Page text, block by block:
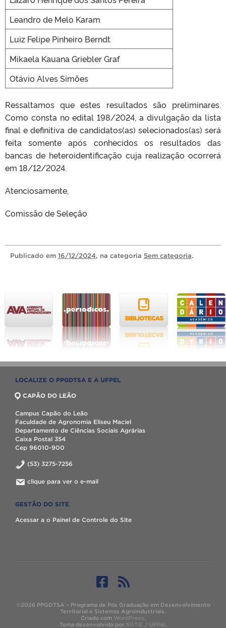
Leandro de Melo Karam
Luiz Felipe Pinheiro Berndt
Mikaela Kauana Griebler Graf
Otávio Alves Simões
Ressaltamos que estes resultados são preliminares.
Como consta no edital 198/2024, a divulgação da lista
ﬁnal e deﬁnitiva de candidatos(as) selecionados(as) será
feita somente após conhecidos os resultados das
bancas de heteroidentiﬁcação cuja realização ocorrerá
em 18/12/2024.
Atenciosamente,
Comissão de Seleção
Publicado em 16/12/2024, na categoria Sem categoria.
LOCALIZE O PPGDTSA E A UFPEL
CAPÃO DO LEÃO
Campus Capão do Leão
Faculdade de Agronomia Eliseu Maciel
Departamento de Ciências Sociais Agrárias
Caixa Postal 354
Cep 96010-900
(53) 3275-7256
clique para ver o e-mail
GESTÃO DO SITE
Acessar a o Painel de Controle do Site
©2026 PPGDTSA – Programa de Pós Graduação em Desenvolvimento
Territorial e Sistemas Agroindustriais.
Criado com WordPress.
Tema desenvolvido por SGTIC / UFPel.